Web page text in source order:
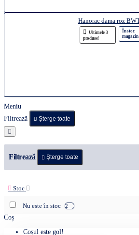
Hanorac dama roz
Ultimele 3
produse!
În stoc
magazin
Meniu
Filtrează
Șterge toate
Filtrează Șterge toate
Stoc
Nu este în stoc 2
Coș
Coșul este gol!